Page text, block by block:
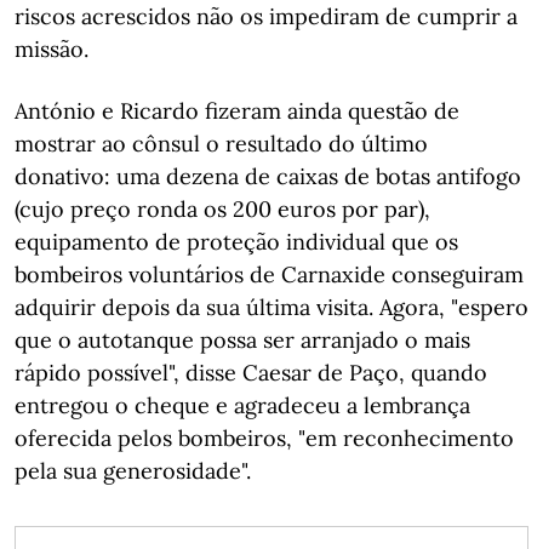
riscos acrescidos não os impediram de cumprir a
missão.
António e Ricardo fizeram ainda questão de
mostrar ao cônsul o resultado do último
donativo: uma dezena de caixas de botas antifogo
(cujo preço ronda os 200 euros por par),
equipamento de proteção individual que os
bombeiros voluntários de Carnaxide conseguiram
adquirir depois da sua última visita. Agora, "espero
que o autotanque possa ser arranjado o mais
rápido possível", disse Caesar de Paço, quando
entregou o cheque e agradeceu a lembrança
oferecida pelos bombeiros, "em reconhecimento
pela sua generosidade".